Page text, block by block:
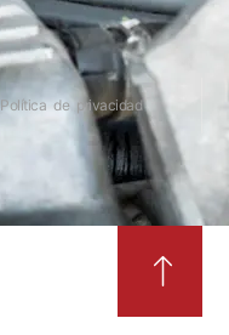
Política de privacidad